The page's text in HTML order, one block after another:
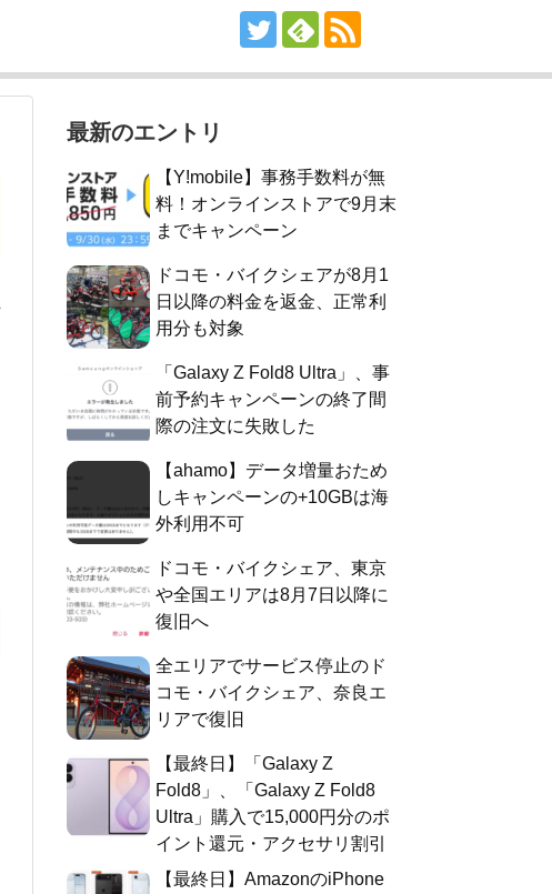
最新のエントリ
【Y!mobile】事務手数料が無
料！オンラインストアで9月末
までキャンペーン
ドコモ・バイクシェアが8月1
日以降の料金を返金、正常利
用分も対象
「Galaxy Z Fold8 Ultra」、事
前予約キャンペーンの終了間
際の注文に失敗した
【ahamo】データ増量おため
しキャンペーンの+10GBは海
外利用不可
ドコモ・バイクシェア、東京
や全国エリアは8月7日以降に
復旧へ
全エリアでサービス停止のド
コモ・バイクシェア、奈良エ
リアで復旧
【最終日】「Galaxy Z
Fold8」、「Galaxy Z Fold8
Ultra」購入で15,000円分のポ
イント還元・アクセサリ割引
【最終日】AmazonのiPhone